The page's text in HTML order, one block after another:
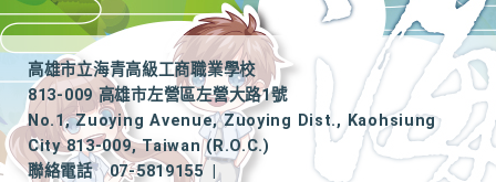
高雄市立海青高級工商職業學校
813-009 高雄市左營區左營大路1號
No.1, Zuoying Avenue, Zuoying Dist., Kaohsiung
City 813-009, Taiwan (R.O.C.)
聯絡電話
07-5819155
|